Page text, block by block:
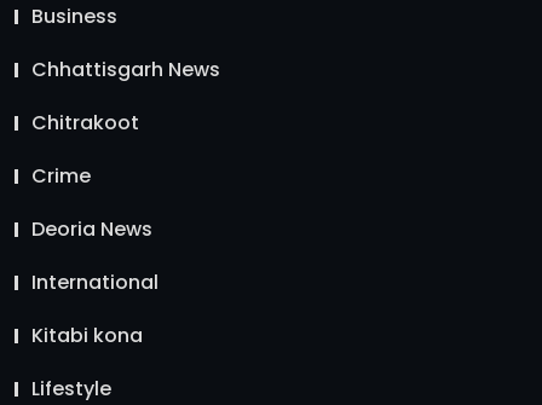
Business
Chhattisgarh News
Chitrakoot
Crime
Deoria News
International
Kitabi kona
Lifestyle